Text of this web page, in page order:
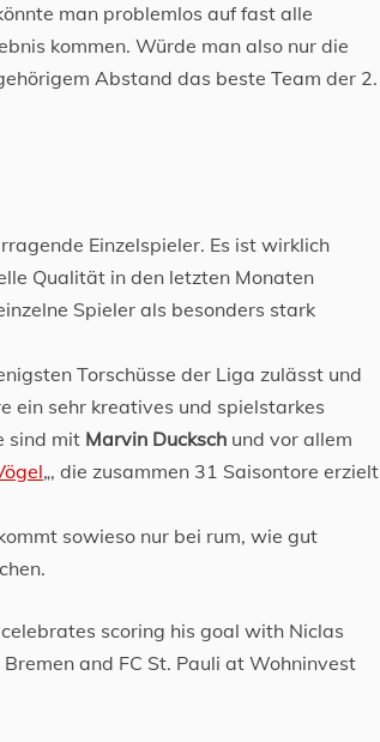
man problemlos auf fast alle
kommen. Würde man also nur die
Abstand das beste Team der 2.
Einzelspieler. Es ist wirklich
Qualität in den letzten Monaten
Spieler als besonders stark
Torschüsse der Liga zulässt und
ein sehr kreatives und spielstarkes
sind mit Marvin Ducksch und vor allem
„, die zusammen 31 Saisontore erzielt
sowieso nur bei rum, wie gut